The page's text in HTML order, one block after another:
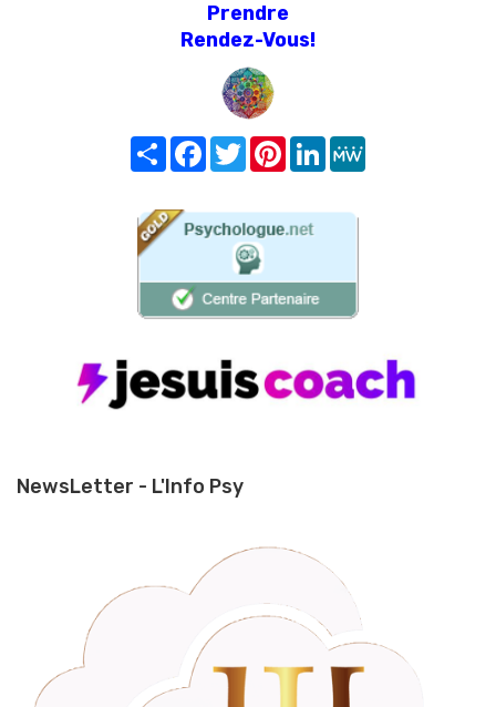
Prendre
Rendez-Vous!
Share FacebookTwitterPinterest
LinkedIn
NewsLetter - L'Info Psy